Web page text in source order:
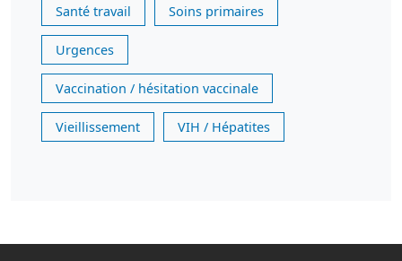
Santé travail Soins primaires
Urgences
Vaccination / hésitation vaccinale
Vieillissement VIH / Hépatites